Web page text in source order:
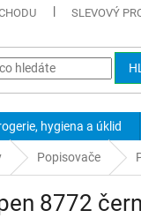
SLEVOVÝ
hygiena a úklid
Popisovače
8772